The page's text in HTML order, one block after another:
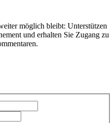
möglich bleibt: Unterstützen
und erhalten Sie Zugang zu